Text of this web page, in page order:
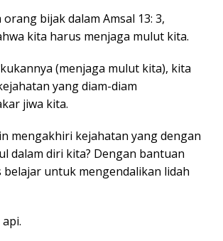
bijak dalam Amsal 13: 3,
kita harus menjaga mulut kita.
(menjaga mulut kita), kita
yang diam-diam
jiwa kita.
mengakhiri kejahatan yang dengan
dalam diri kita? Dengan bantuan
belajar untuk mengendalikan lidah